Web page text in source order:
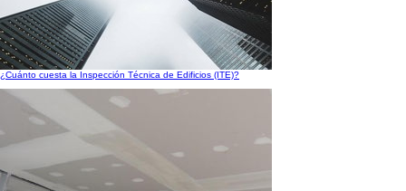
¿Cuánto cuesta la Inspección Técnica de Edificios (ITE)?